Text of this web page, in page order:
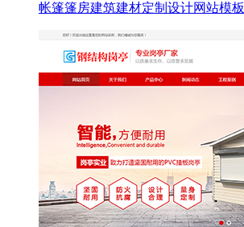
帐篷篷房建筑建材定制设计网站模板